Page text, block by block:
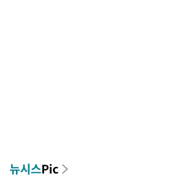
뉴시스Pic